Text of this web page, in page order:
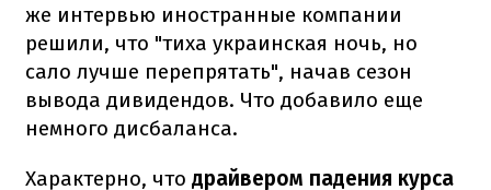
же интервью иностранные компании
решили, что "тиха украинская ночь, но
сало лучше перепрятать", начав сезон
вывода дивидендов. Что добавило еще
немного дисбаланса.
Характерно, что драйвером падения курса